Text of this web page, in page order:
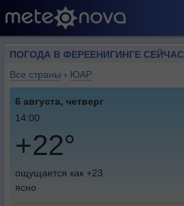
ПОГОДА В ФЕРЕЕНИГИНГЕ СЕЙЧАС
Все страны › ЮАР
6 августа, четверг
14:00
+22°
ощущается как +23
ясно